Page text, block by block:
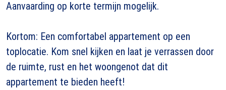
Aanvaarding op korte termijn mogelijk.
Kortom: Een comfortabel appartement op een
toplocatie. Kom snel kijken en laat je verrassen door
de ruimte, rust en het woongenot dat dit
appartement te bieden heeft!